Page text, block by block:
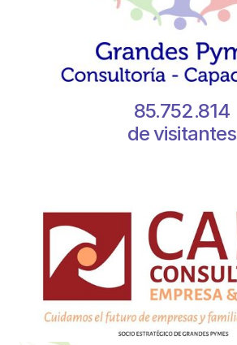
85.752.814
de visitantes